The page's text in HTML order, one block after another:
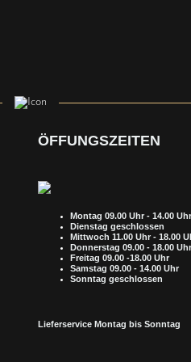
ÖFFUNGSZEITEN
Montag 09.00 Uhr - 14.00 Uhr
Dienstag geschlossen
Mittwoch 11.00 Uhr - 18.00
Donnerstag 09.00 - 18.00 Uhr
Freitag 09.00 -18.00 Uhr
Samstag 09.00 - 14.00 Uhr
Sonntag geschlossen
Lieferservice Montag bis Sonntag